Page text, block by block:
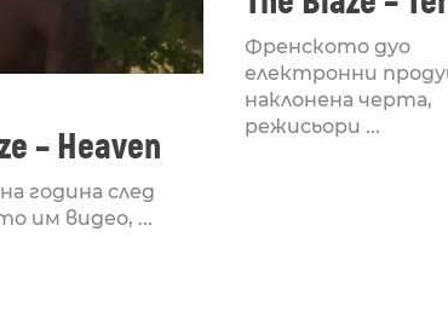
– Heaven
година след
им видео, ...
Френското дуо
електронни
наклонена черта,
режисьори ...